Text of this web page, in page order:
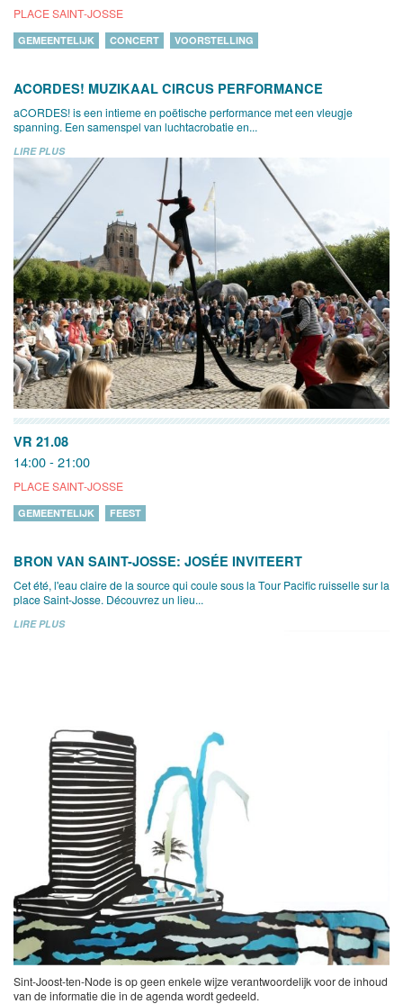
PLACE SAINT-JOSSE
GEMEENTELIJK CONCERT VOORSTELLING
ACORDES! MUZIKAAL CIRCUS PERFORMANCE
aCORDES! is een intieme en poëtische performance met een vleugje
spanning. Een samenspel van luchtacrobatie en...
LIRE PLUS
VR 21.08
14:00 - 21:00
PLACE SAINT-JOSSE
GEMEENTELIJK FEEST
BRON VAN SAINT-JOSSE: JOSÉE INVITEERT
Cet été, l'eau claire de la source qui coule sous la Tour Pacific ruisselle sur la
place Saint-Josse. Découvrez un lieu...
LIRE PLUS
Sint-Joost-ten-Node is op geen enkele wijze verantwoordelijk voor de inhoud
van de informatie die in de agenda wordt gedeeld.